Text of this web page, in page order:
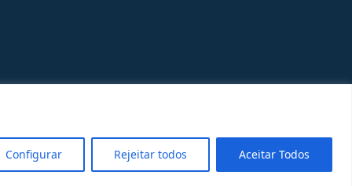
Configurar Rejeitar todos Aceitar Todos